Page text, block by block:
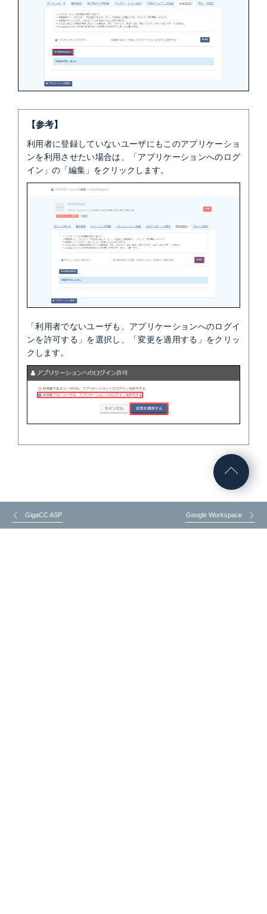
【参考】
利用者に登録していないユーザにもこのアプリケーショ
ンを利用させたい場合は、「アプリケーションへのログ
イン」の「編集」をクリックします。
「利用者でないユーザも、アプリケーションへのログイ
ンを許可する」を選択し、「変更を適用する」をクリッ
クします。
GigaCC ASP Google Workspace